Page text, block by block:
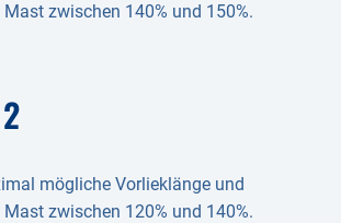
zwischen 140% und 150%.
mögliche Vorlieklänge und
zwischen 120% und 140%.